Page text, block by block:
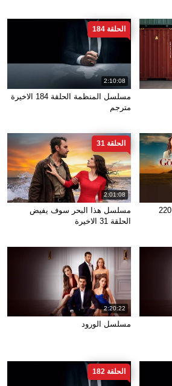
2:10:08
الحلقة 184
مسلسل المنظمة الحلقة 184 الاخيرة
مترجم
مسلسل جبل جونول الحلقة 220
2:01:08
الحلقة 31
مسلسل هذا البحر سوف يفيض
الحلقة 31 الاخيرة
2:20:22
مسلسل الورود
الحلقة 182